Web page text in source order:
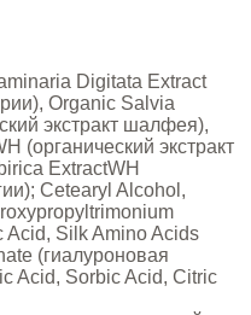
Digitata Extract
Organic Salvia
экстракт шалфея),
(органический экстракт
ExtractWH
Cetearyl Alcohol,
Silk Amino Acids
(гиалуроновая
Acid, Sorbic Acid, Citric